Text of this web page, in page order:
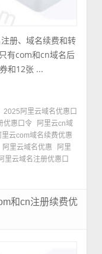
册、域名续费和转
有com和cn域名后
和12张 ...
2025阿里云域名优惠口
优惠口令
阿里云cn域
里云com域名续费优惠
阿里云域名优惠
阿里
里云域名注册优惠口
和cn注册续费优